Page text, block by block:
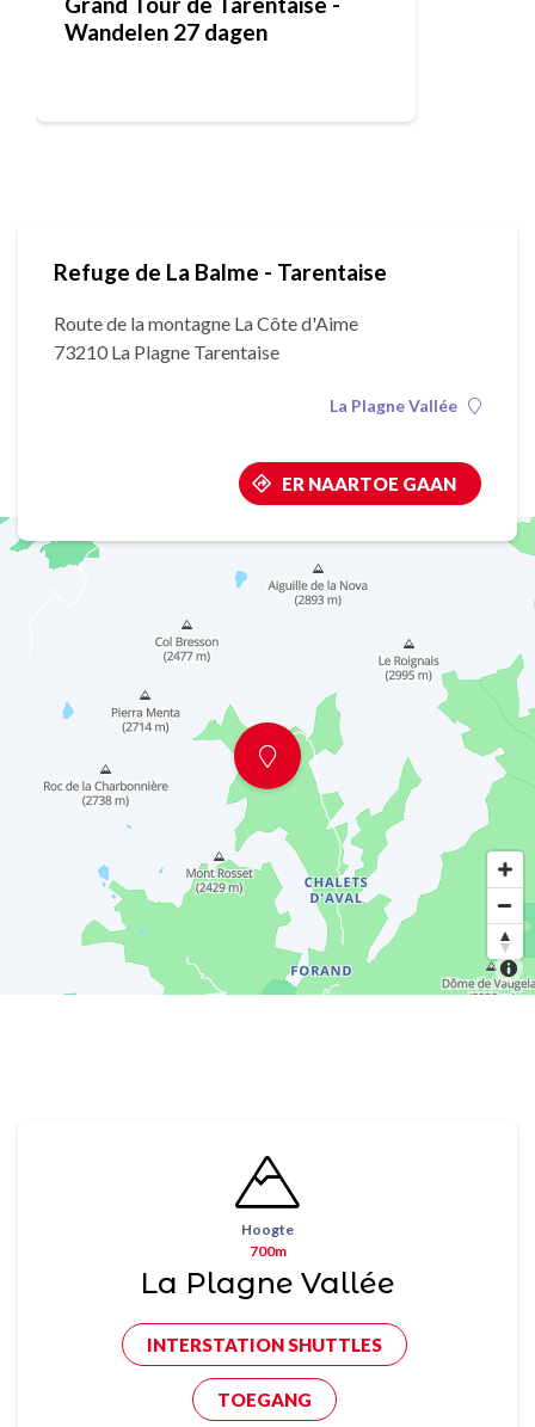
Wandelen 27 dagen
Refuge de La Balme - Tarentaise
Route de la montagne La Côte d'Aime
73210 La Plagne Tarentaise
La Plagne Vallée
ER NAARTOE GAAN
Hoogte
700m
La Plagne Vallée
INTERSTATION SHUTTLES
TOEGANG